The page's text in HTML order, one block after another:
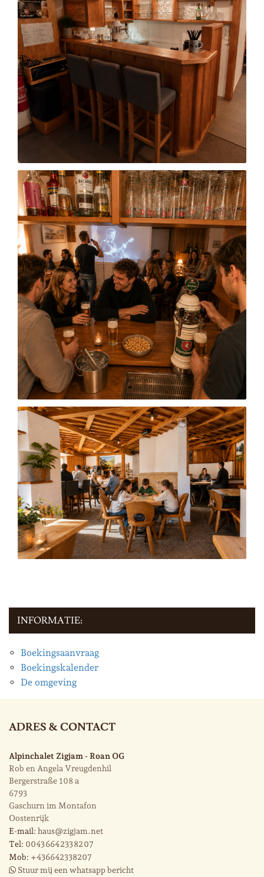
INFORMATIE:
Boekingsaanvraag
Boekingskalender
De omgeving
ADRES & CONTACT
Alpinchalet Zigjam - Roan OG
Rob en Angela Vreugdenhil
Bergerstraße 108 a
6793
Gaschurn im Montafon
Oostenrijk
E-mail: haus@zigjam.net
Tel: 0043 664 233 82 07
Mob: +436642338207
Stuur mij een whatsapp bericht